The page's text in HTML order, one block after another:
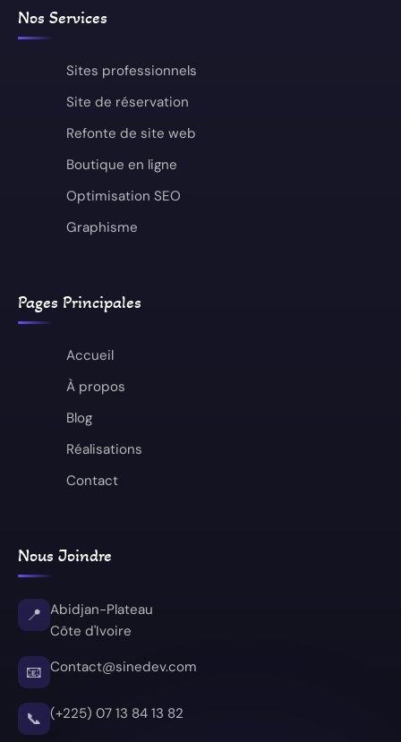
Nos Services
Sites professionnels
Site de réservation
Refonte de site web
Boutique en ligne
Optimisation SEO
Graphisme
Pages Principales
Accueil
À propos
Blog
Réalisations
Contact
Nous Joindre
📍 Abidjan-Plateau
Côte d'Ivoire
📧 Contact@sinedev.com
📞 (+225) 07 13 84 13 82